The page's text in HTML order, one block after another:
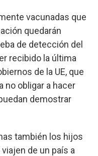
vacunadas que
quedarán
de detección del
recibido la última
de la UE, que
no obligar a hacer
demostrar
también los hijos
de un país a